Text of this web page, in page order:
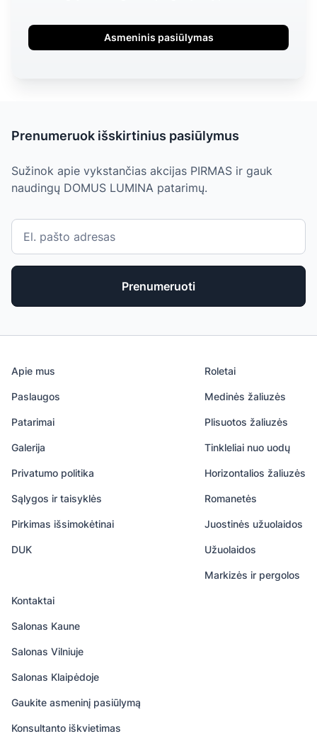
Asmeninis pasiūlymas
Prenumeruok išskirtinius pasiūlymus
Sužinok apie vykstančias akcijas PIRMAS ir gauk
naudingų DOMUS LUMINA patarimų.
Prenumeruoti
Apie mus
Paslaugos
Patarimai
Galerija
Privatumo politika
Sąlygos ir taisyklės
Pirkimas išsimokėtinai
DUK
Roletai
Medinės žaliuzės
Plisuotos žaliuzės
Tinkleliai nuo uodų
Horizontalios žaliuzės
Romanetės
Juostinės užuolaidos
Užuolaidos
Markizės ir pergolos
Kontaktai
Salonas Kaune
Salonas Vilniuje
Salonas Klaipėdoje
Gaukite asmeninį pasiūlymą
Konsultanto iškvietimas